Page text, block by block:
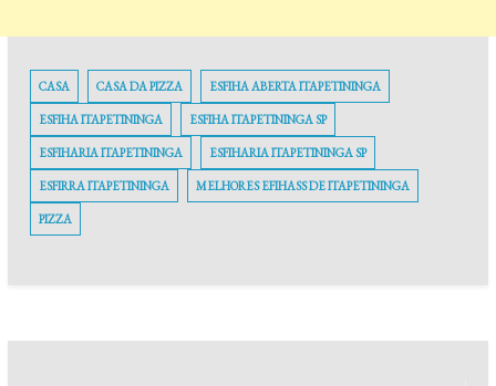
CASA CASA DA PIZZA ESFIHA ABERTA ITAPETININGA
ESFIHA ITAPETININGA ESFIHA ITAPETININGA SP
ESFIHARIA ITAPETININGA ESFIHARIA ITAPETININGA SP
ESFIRRA ITAPETININGA MELHORES EFIHASS DE ITAPETININGA
PIZZA